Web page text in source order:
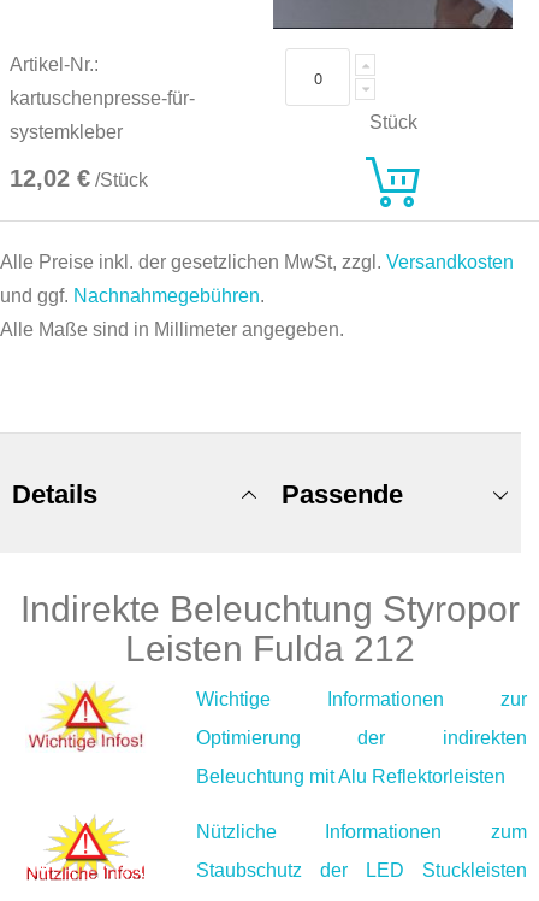
Artikel-Nr.:
kartuschenpresse-für-
systemkleber
12,02 € /Stück
Stück
Alle Preise inkl. der gesetzlichen MwSt, zzgl. Versandkosten
und ggf. Nachnahmegebühren.
Alle Maße sind in Millimeter angegeben.
Details
Indirekte Beleuchtung Styropor
Leisten Fulda 212
Wichtige Informationen zur
Optimierung der indirekten
Beleuchtung mit Alu Reflektorleisten
Nützliche Informationen zum
Staubschutz der LED Stuckleisten
Passende
Produkte